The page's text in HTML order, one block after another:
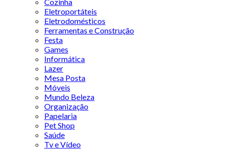
Eletroportáteis
Eletrodomésticos
Ferramentas e Construção
Festa
Games
Informática
Lazer
Mesa Posta
Móveis
Mundo Beleza
Organização
Papelaria
Pet Shop
Saúde
Tv e Vídeo